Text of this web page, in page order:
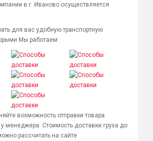
в г. Иваново осуществляется
для вас удобную транспортную
Мы работаем:
возможность отправки товара
менеджера. Стоимость доставки груза до
рассчитать на сайте